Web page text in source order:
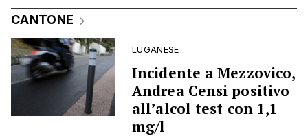
CANTONE
LUGANESE
Incidente a Mezzovico,
Andrea Censi positivo
all’alcol test con 1,1
mg/l